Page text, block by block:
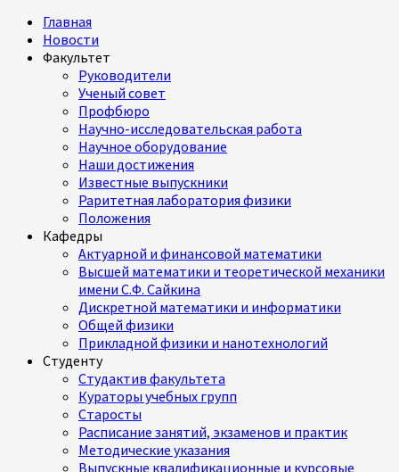
Главная
Новости
Факультет
Руководители
Ученый совет
Профбюро
Научно-исследовательская работа
Научное оборудование
Наши достижения
Известные выпускники
Раритетная лаборатория физики
Положения
Кафедры
Актуарной и финансовой математики
Высшей математики и теоретической механики
имени С.Ф. Сайкина
Дискретной математики и информатики
Общей физики
Прикладной физики и нанотехнологий
Студенту
Студактив факультета
Кураторы учебных групп
Старосты
Расписание занятий, экзаменов и практик
Методические указания
Выпускные квалификационные и курсовые